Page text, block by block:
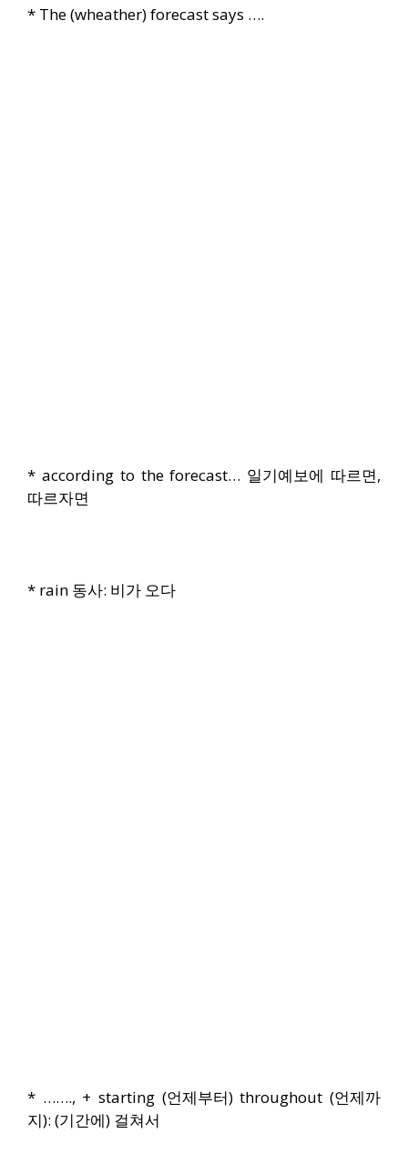
* The (wheather) forecast says ….
* according to the forecast… 일기예보에 따르면,
따르자면
* rain 동사: 비가 오다
* ……., + starting (언제부터) throughout (언제까
지): (기간에) 걸쳐서